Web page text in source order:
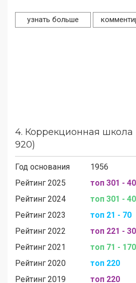
узнать больше
4. Коррекционная
920)
Год основания
1956
Рейтинг 2025
топ 301 -
Рейтинг 2024
топ 301 -
Рейтинг 2023
топ 21 - 70
Рейтинг 2022
топ 221 -
Рейтинг 2021
топ 71 - 170
Рейтинг 2020
топ 220
Рейтинг 2019
топ 220